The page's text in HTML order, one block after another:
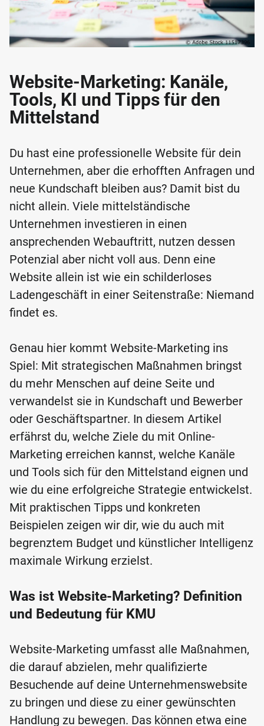
Website-Marketing: Kanäle,
Tools, KI und Tipps für den
Mittelstand
Du hast eine professionelle Website für dein
Unternehmen, aber die erhofften Anfragen und
neue Kundschaft bleiben aus? Damit bist du
nicht allein. Viele mittelständische
Unternehmen investieren in einen
ansprechenden Webauftritt, nutzen dessen
Potenzial aber nicht voll aus. Denn eine
Website allein ist wie ein schilderloses
Ladengeschäft in einer Seitenstraße: Niemand
findet es.
Genau hier kommt Website-Marketing ins
Spiel: Mit strategischen Maßnahmen bringst
du mehr Menschen auf deine Seite und
verwandelst sie in Kundschaft und Bewerber
oder Geschäftspartner. In diesem Artikel
erfährst du, welche Ziele du mit Online-
Marketing erreichen kannst, welche Kanäle
und Tools sich für den Mittelstand eignen und
wie du eine erfolgreiche Strategie entwickelst.
Mit praktischen Tipps und konkreten
Beispielen zeigen wir dir, wie du auch mit
begrenztem Budget und künstlicher Intelligenz
maximale Wirkung erzielst.
Was ist Website-Marketing? Definition
und Bedeutung für KMU
Website-Marketing umfasst alle Maßnahmen,
die darauf abzielen, mehr qualifizierte
Besuchende auf deine Unternehmenswebsite
zu bringen und diese zu einer gewünschten
Handlung zu bewegen. Das können etwa eine